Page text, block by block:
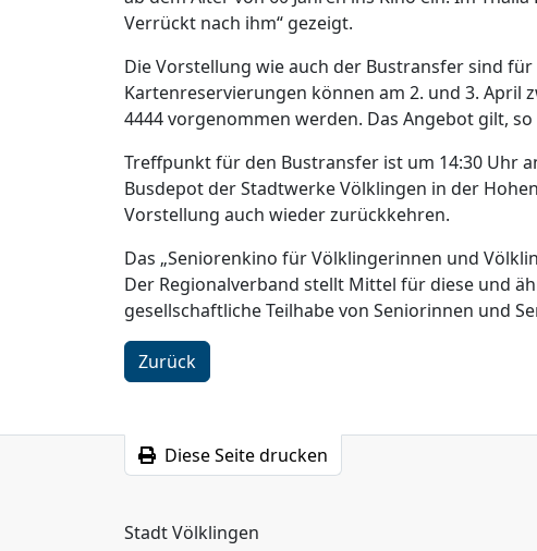
Verrückt nach ihm“ gezeigt.
Die Vorstellung wie auch der Bustransfer sind
Kartenreservierungen können am 2. und 3. April
4444 vorgenommen werden. Das Angebot gilt,
Treffpunkt für den Bustransfer ist um 14:30 Uhr
Busdepot der Stadtwerke Völklingen in der
Vorstellung auch wieder zurückkehren.
Das „Seniorenkino für Völklingerinnen und
Der Regionalverband stellt Mittel für diese und
gesellschaftliche Teilhabe von Seniorinnen und
Zurück
Diese Seite drucken
Stadt Völklingen